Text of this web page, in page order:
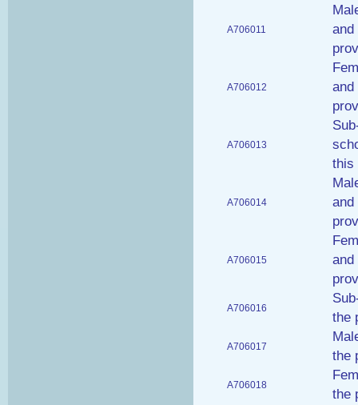
A706011
A706012
and
A706013
this
A706014
A706015
and
A706016
the
A706017
the
A706018
the